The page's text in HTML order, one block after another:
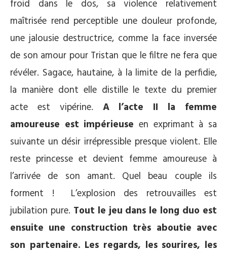
froid dans le dos, sa violence relativement
maîtrisée rend perceptible une douleur profonde,
une jalousie destructrice, comme la face inversée
de son amour pour Tristan que le filtre ne fera que
révéler. Sagace, hautaine, à la limite de la perfidie,
la manière dont elle distille le texte du premier
acte est vipérine. A l’acte II la femme
amoureuse est impérieuse en exprimant à sa
suivante un désir irrépressible presque violent. Elle
reste princesse et devient femme amoureuse à
l’arrivée de son amant. Quel beau couple ils
forment ! L’explosion des retrouvailles est
jubilation pure. Tout le jeu dans le long duo est
ensuite une construction très aboutie avec
son partenaire. Les regards, les sourires, les